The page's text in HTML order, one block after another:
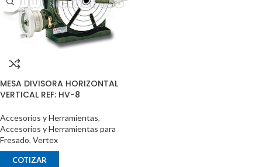
MESA DIVISORA HORIZONTAL
VERTICAL REF: HV-8
Accesorios y Herramientas,
Accesorios y Herramientas para
Fresado, Vertex
COTIZAR